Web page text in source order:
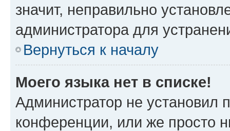
значит, неправильно
администратора для
Вернуться к началу
Моего языка нет в списке!
Администратор не установил
конференции, или же просто